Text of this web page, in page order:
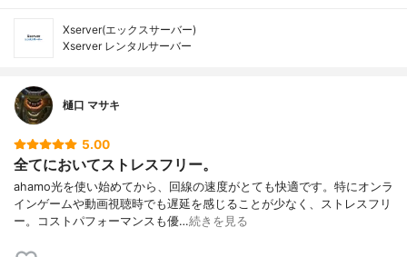
Xserver(エックスサーバー)
Xserver レンタルサーバー
樋口 マサキ
5.00
全てにおいてストレスフリー。
ahamo光を使い始めてから、回線の速度がとても快適です。特にオンラ
インゲームや動画視聴時でも遅延を感じることが少なく、ストレスフリ
ー。コストパフォーマンスも優…続きを見る